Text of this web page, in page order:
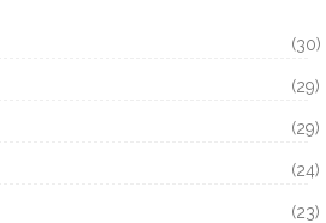
(30)
(29)
(29)
(24)
(23)